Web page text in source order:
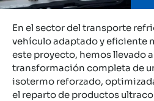
En el sector del transporte
vehículo adaptado y eficiente
este proyecto, hemos llevado
transformación completa de
isotermo reforzado,
el reparto de productos